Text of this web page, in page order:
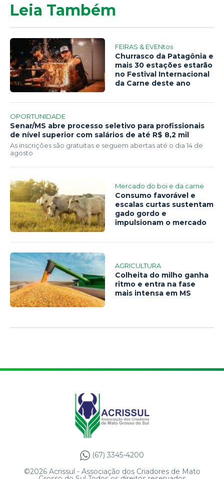
Leia Também
FEIRAS & EVENtos
Churrasco da Patagônia e
mais 30 estações estarão
no Festival Internacional
da Carne deste ano
OPORTUNIDADE
Senar/MS abre processo seletivo para profissionais
de nível superior com salários de até R$ 8,2 mil
As inscrições são gratuitas e seguem abertas até o dia 14 de
agosto
Mercado do boi e da carne
Consumo favorável e
escalas curtas sustentam
gado gordo e
impulsionam o mercado
AGRICULTURA
Colheita do milho ganha
ritmo e entra na fase
mais intensa em MS
(67) 3345-4200
©2026 Acrissul - Associação dos Criadores de Mato